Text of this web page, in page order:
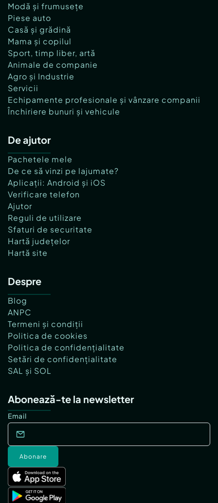
Modă și frumusețe
Piese auto
Casă și grădină
Mama și copilul
Sport, timp liber, artă
Animale de companie
Agro și Industrie
Servicii
Echipamente profesionale și vânzare companii
Închiriere bunuri și vehicule
De ajutor
Pachetele mele
De ce să vinzi pe lajumate?
Aplicații: Android și iOS
Verificare telefon
Ajutor
Reguli de utilizare
Sfaturi de securitate
Hartă județelor
Hartă site
Despre
Blog
ANPC
Termeni și condiții
Politica de cookies
Politica de confidențialitate
Setări de confidențialitate
SAL și SOL
Abonează-te la newsletter
Email
Abonare